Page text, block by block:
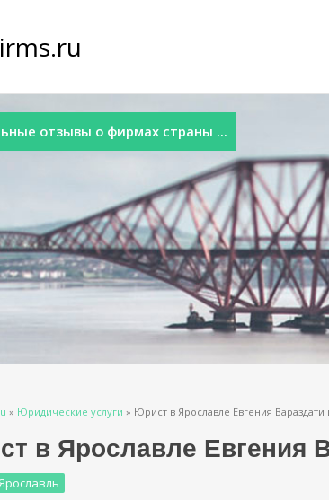
отзывы о фирмах страны ...
» Юридические услуги » Юрист в Ярославле Евгения Вараздати
в Ярославле Евгения
Ярославль